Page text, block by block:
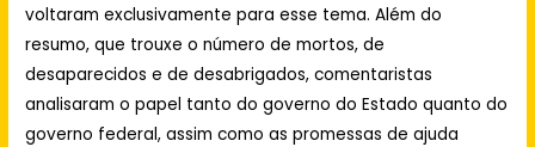
voltaram exclusivamente para esse tema. Além do
resumo, que trouxe o número de mortos, de
desaparecidos e de desabrigados, comentaristas
analisaram o papel tanto do governo do Estado quanto do
governo federal, assim como as promessas de ajuda